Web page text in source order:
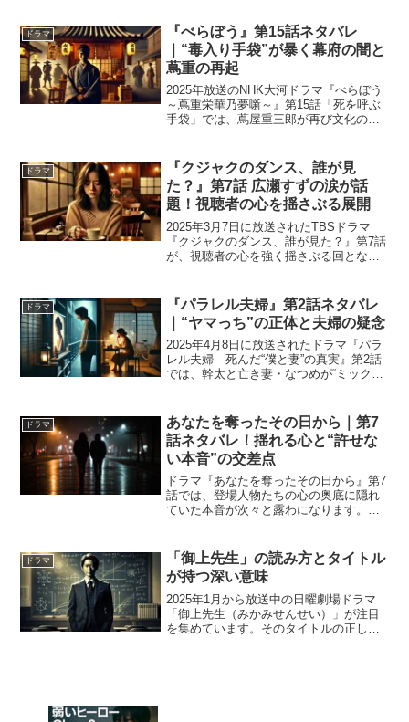
展開が描かれました。恵子が提示したル
ールの数々に困惑...
ドラマ
『べらぼう』第15話ネタバレ
｜“毒入り手袋”が暴く幕府の闇と
蔦重の再起
2025年放送のNHK大河ドラマ『べらぼう
～蔦重栄華乃夢噺～』第15話「死を呼ぶ
手袋」では、蔦屋重三郎が再び文化の創
嫡男・徳川家基の急死、疑惑の手袋、そ
して田沼意次と松...
ドラマ
『クジャクのダンス、誰が見
た？』第7話 広瀬すずの涙が話
題！視聴者の心を揺さぶる展開
2025年3月7日に放送されたTBSドラマ
『クジャクのダンス、誰が見た？』第7話
が、視聴者の心を強く揺さぶる回となり
すシーンが大きな話題になっています。
ネット上では「つ...
ドラマ
『パラレル夫婦』第2話ネタバレ
｜“ヤマっち”の正体と夫婦の疑念
2025年4月8日に放送されたドラマ『パラ
レル夫婦 死んだ“僕と妻”の真実』第2話
では、幹太と亡き妻・なつめが“ミックス
惑がさらに深まり、謎の存在“ヤマっち”の
正体が...
ドラマ
あなたを奪ったその日から｜第7
話ネタバレ！揺れる心と“許せな
い本音”の交差点
ドラマ『あなたを奪ったその日から』第7
話では、登場人物たちの心の奥底に隠れ
ていた本音が次々と露わになります。吉
（岩田剛典）との切ない距離感、そして
それぞれの裏切りと葛...
ドラマ
「御上先生」の読み方とタイトル
が持つ深い意味
2025年1月から放送中の日曜劇場ドラマ
「御上先生（みかみせんせい）」が注目
を集めています。そのタイトルの正しい